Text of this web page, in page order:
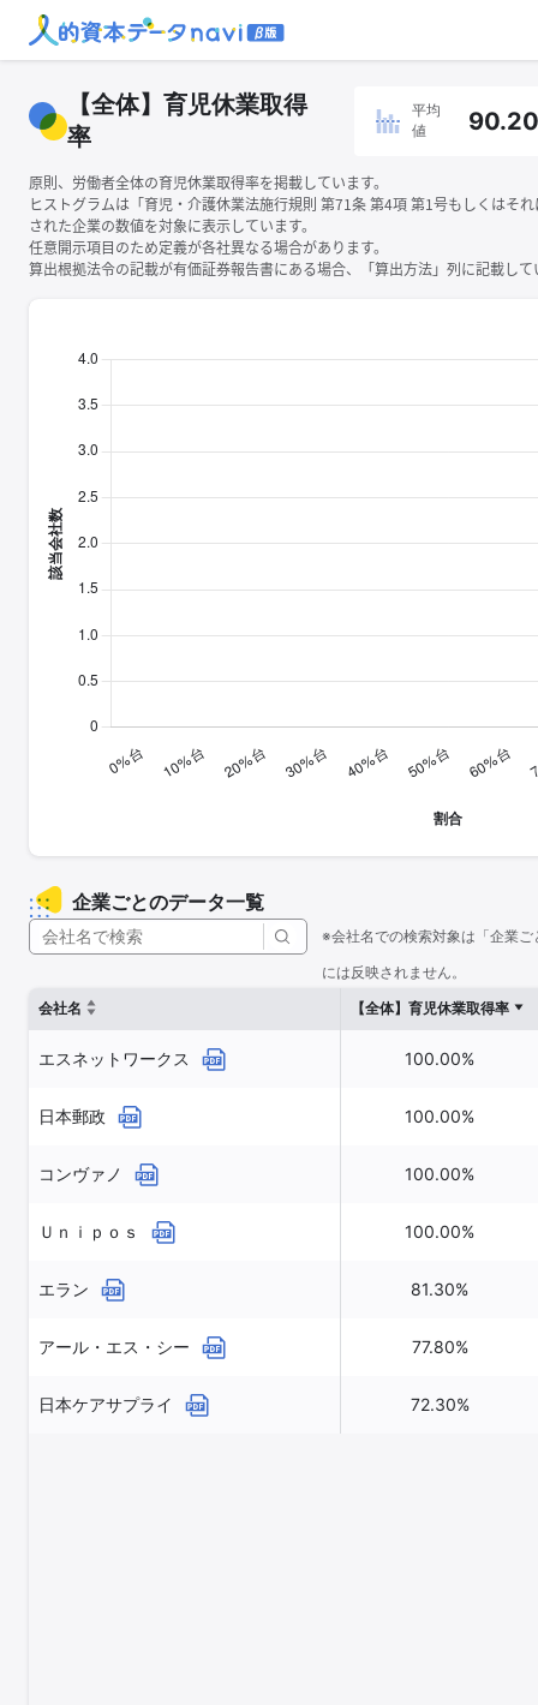
【全体】育児休業取得
率
平均
値
原則、労働者全体の育児休業取得率を掲載しています。
ヒストグラムは「育児・介護休業法施行規則 第71条 第4項 第1号もしくはそ
された企業の数値を対象に表示しています。
任意開示項目のため定義が各社異なる場合があります。
算出根拠法令の記載が有価証券報告書にある場合、「算出方法」列に記載し
企業ごとのデータ一覧
※会社名での検索対象は「企業
には反映されません。
会社名
【全体】育児休業取得率
エスネットワークス 100.00%
日本郵政 100.00%
コンヴァノ 100.00%
Ｕｎｉｐｏｓ 100.00%
エラン 81.30%
アール・エス・シー 77.80%
日本ケアサプライ 72.30%